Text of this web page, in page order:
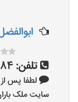
تلفن:
لطفا پس